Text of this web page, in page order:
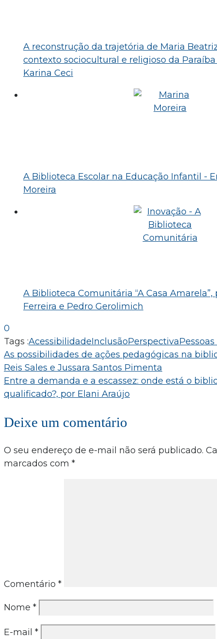
A reconstrução da trajetória de Maria
contexto sociocultural e religioso da
Karina Ceci
A Biblioteca Escolar na Educação Infantil -
Moreira
A Biblioteca Comunitária “A Casa Amarela”,
Ferreira e Pedro Gerolimich
0
Tags :AcessibilidadeInclusãoPerspectiva
Navegação
de
Post
As possibilidades de ações pedagógicas na
Reis Sales e Jussara Santos Pimenta
Entre a demanda e a escassez: onde está o
qualificado?, por Elani Araújo
Deixe um comentário
O seu endereço de e-mail não será publicado.
marcados com *
Comentário *
Nome *
E-mail *